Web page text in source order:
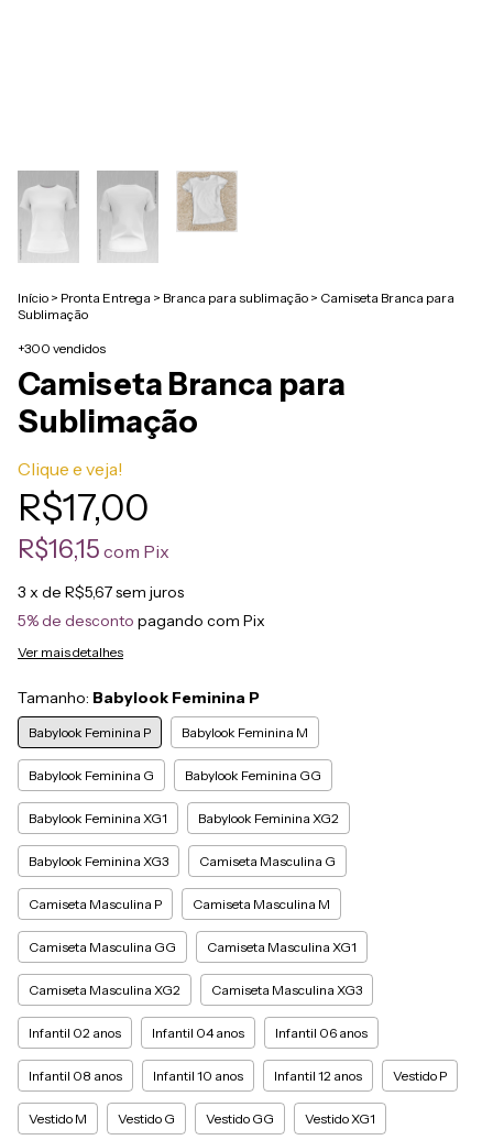
Início > Pronta Entrega > Branca para sublimação > Camiseta Branca para
Sublimação
+300 vendidos
Camiseta Branca para
Sublimação
Clique e veja!
R$17,00
R$16,15 com Pix
3 x de R$5,67sem juros
5% de desconto pagando com Pix
Ver mais detalhes
Tamanho: Babylook Feminina P
Babylook Feminina P Babylook Feminina M
Babylook Feminina G Babylook Feminina GG
Babylook Feminina XG1 Babylook Feminina XG2
Babylook Feminina XG3 Camiseta Masculina G
Camiseta Masculina P Camiseta Masculina M
Camiseta Masculina GG Camiseta Masculina XG1
Camiseta Masculina XG2 Camiseta Masculina XG3
Infantil 02 anos Infantil 04 anos Infantil 06 anos
Infantil 08 anos Infantil 10 anos Infantil 12 anos Vestido P
Vestido M Vestido G Vestido GG Vestido XG1